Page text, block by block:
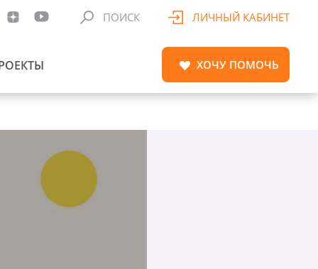
ПОИСК ЛИЧНЫЙ КАБИНЕТ
ХОЧУ ПОМОЧЬ